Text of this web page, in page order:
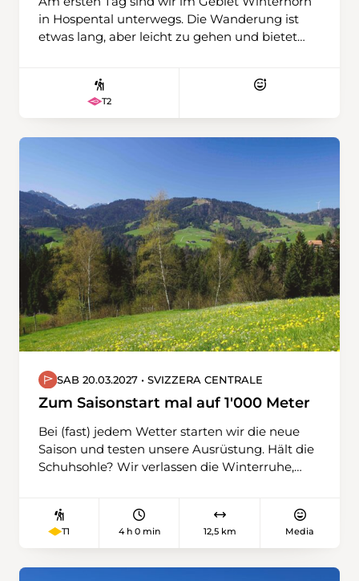
in Hospental unterwegs. Die Wanderung ist
etwas lang, aber leicht zu gehen und bietet
aber auch zum Gotthardpass und Pizzo
Centrale. Am zweiten Tag fahren wir mit dem
Panorama über das Goms und die Walliser
Berge ist grandios. Auf diesen beiden
Schneeschuhwanderungen verabschiedet sich
Christoph als Wanderleiter der Obwaldner
Wanderwege. Jetzt schon ein riesengrosses
Dankeschön für diesen super Einsatz.
T2
SAB 20.03.2027 • SVIZZERA CENTRALE
Zum Saisonstart mal auf 1'000 Meter
Bei (fast) jedem Wetter starten wir die neue
Saison und testen unsere Ausrüstung. Hält die
Schuhsohle? Wir verlassen die Winterruhe,
befestigte, immer leicht aufwärts. Wir
schnuppern auch schon erste Höhenluft (über
einem Kaffee. An der Kleinen Emme
T1 4 h 0 min 12,5 km Media